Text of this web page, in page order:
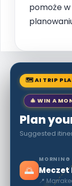
pomoże
🗺 AI TRIP
🎄 WIN A
Plan
Suggested
🌅
MORNING
Meczet
📍